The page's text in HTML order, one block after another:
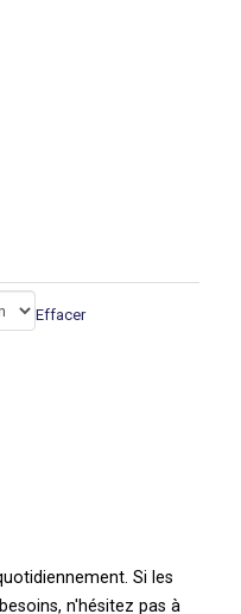
Effacer
Si les
n'hésitez pas à